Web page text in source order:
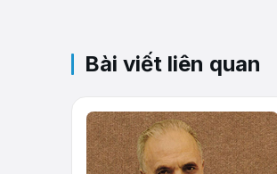
Bài viết liên quan